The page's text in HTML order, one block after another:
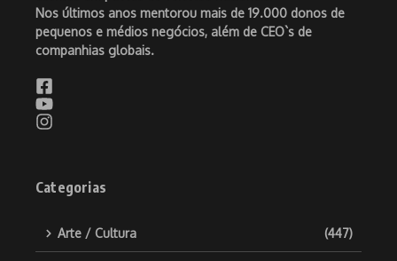
Nos últimos anos mentorou mais de 19.000 donos de
pequenos e médios negócios, além de CEO`s de
companhias globais.
Categorias
Arte / Cultura (447)